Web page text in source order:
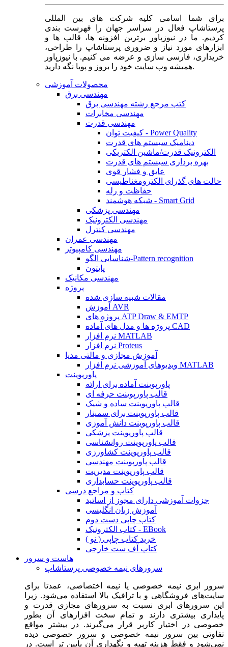
برای شما اسامی کلیه شرکت های بین المللی
پرستاشاپ فعال در سراسر جهان را فهرست بندی
کردیم. ما در نیوزپاور برترین افزونه ها، قالب ها و
ابزارهای مورد نیاز و ضروری پرستاشاپ را طراحی،
خریداری، فارسی سازی و عرضه می کنیم. با نیوزپاور
همیشه وب سایت خود را بروز و پویا نگه دارید.
محصولات آموزشی
مهندسی برق
کتب مرجع رشته مهندسی برق
مهندسی مخابرات
مهندسی قدرت
کیفیت توان - Power Quality
دینامیک سیستم های قدرت
الکترونیک قدرت/ماشین الکتریکی
بهره برداری سیستم های قدرت
عایق و فشار قوی
حالت های گذرای الکترومغناطیسی
حفاظت و رله
شبکه هوشمند - Smart Grid
مهندسی پزشکی
مهندسی الکترونیک
مهندسی کنترل
مهندسی عمران
مهندسی کامپیوتر
شناسایی الگو-Pattern recognition
پایتون
مهندسی مکانیک
پروژه
مقالات شبیه سازی شده
آموزش AVR
پروژه های ATP Draw & EMTP
پروژه ها و مدل های آماده CAD
نرم افزار MATLAB
نرم افزار Proteus
آموزش مجازی و مالتی مدیا
ویدیوهای آموزشی نرم افزار MATLAB
پاورپوینت
پاورپوینت آماده برای ارائه
قالب پاورپوینت حرفه ای
قالب پاورپوینت ساده و شیک
قالب پاورپوینت برای سمینار
قالب پاورپوینت دانش آموزی
قالب پاورپوینت پزشکی
قالب پاورپوینت روانشناسی
قالب پاورپوینت کشاورزی
قالب پاورپوینت مهندسی
قالب پاورپوینت مدیریت
قالب پاورپوینت حسابداری
کتاب و مراجع درسی
جزوات آموزشی دارای مجوز از اساتید
آموزش زبان انگلیسی
کتاب چاپی دست دوم
کتاب الکترونیک - EBook
خرید کتاب چاپی ( نو )
کتاب آف ست خارجی
هاست و سرور
سرورهای نیمه خصوصی پرستاشاپ
سرور ابری نیمه خصوصی یا نیمه اختصاصی، عمدتا برای
سایت‌های فروشگاهی و با ترافیک بالا استفاده می‌شود. زیرا
این سرورهای ابری نسبت به سرورهای مجازی قدرت و
پایداری بیشتری دارند و تمام سخت افزارهای آن بطور
خصوصی در اختیار کاربر قرار می‌گیرند. در بیشتر مواقع
تفاوتی بین سرور نیمه خصوصی و سرور خصوصی دیده
نمی‌شود و فقط هزینه تهیه و نگهداری آن پایین تر است. در